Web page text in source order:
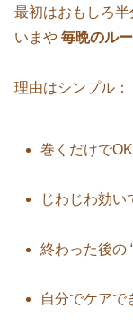
最初はおもしろ半
いまや 毎晩のル
理由はシンプル：
巻くだけで
じわじわ効い
終わった後の
自分でケアで